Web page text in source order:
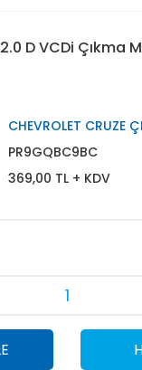
D VCDi Çıkma
CHEVROLET CRUZE
PR9GQBC9BC
369,00 TL + KDV